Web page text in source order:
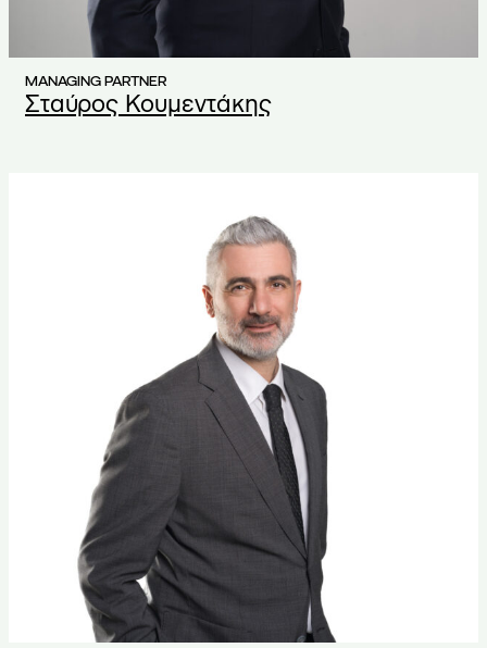
MANAGING PARTNER
Σταύρος Κουμεντάκης